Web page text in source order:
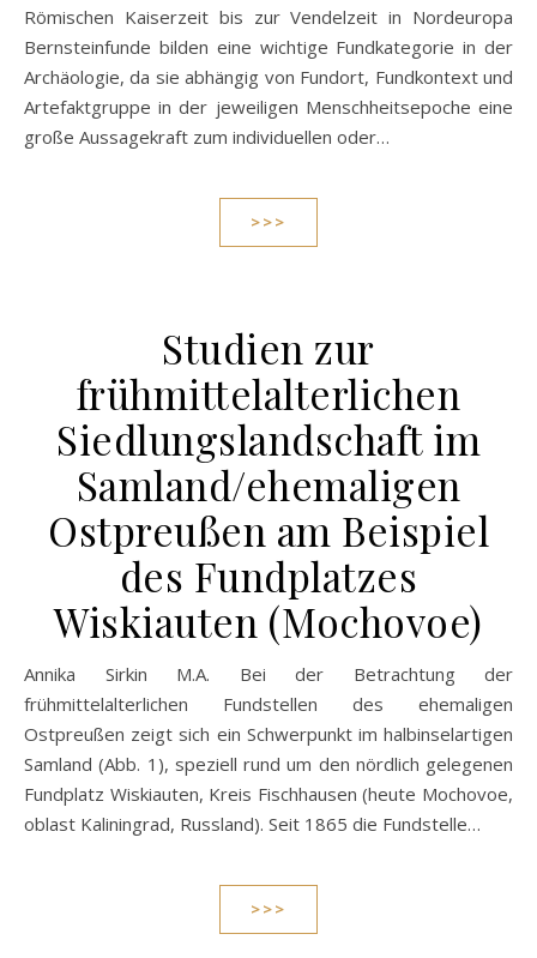
Römischen Kaiserzeit bis zur Vendelzeit in Nordeuropa
Bernsteinfunde bilden eine wichtige Fundkategorie in der
Archäologie, da sie abhängig von Fundort, Fundkontext und
Artefaktgruppe in der jeweiligen Menschheitsepoche eine
große Aussagekraft zum individuellen oder…
>>>
Studien zur
frühmittelalterlichen
Siedlungslandschaft im
Samland/ehemaligen
Ostpreußen am Beispiel
des Fundplatzes
Wiskiauten (Mochovoe)
Annika Sirkin M.A. Bei der Betrachtung der
frühmittelalterlichen Fundstellen des ehemaligen
Ostpreußen zeigt sich ein Schwerpunkt im halbinselartigen
Samland (Abb. 1), speziell rund um den nördlich gelegenen
Fundplatz Wiskiauten, Kreis Fischhausen (heute Mochovoe,
oblast Kaliningrad, Russland). Seit 1865 die Fundstelle…
>>>